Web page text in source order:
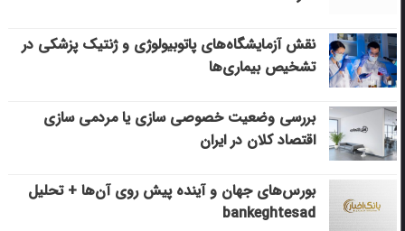
نقش آزمایشگاه‌های پاتوبیولوژی و ژنتیک پزشکی در
تشخیص بیماری‌ها
بررسی وضعیت خصوصی سازی یا مردمی سازی
اقتصاد کلان در ایران
بورس‌های جهان و آینده پیش روی آن‌ها + تحلیل
bankeghtesad